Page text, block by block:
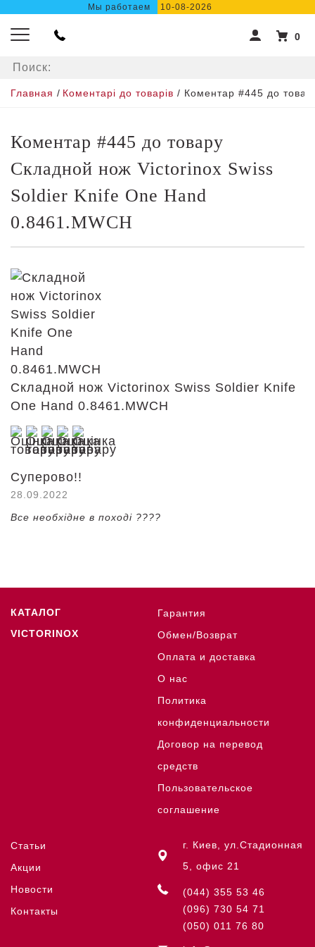
Мы работаем 10-08-2026
0
Главная / Коментарі до товарів / Коментар #445 до
Коментар #445 до товару
Складной нож Victorinox Swiss
Soldier Knife One Hand
0.8461.MWCH
Складной нож Victorinox Swiss Soldier Knife
One Hand 0.8461.MWCH
Суперово!!
28.09.2022
Все необхідне в поході ????
КАТАЛОГ
VICTORINOX
Гарантия
Обмен/Возврат
Оплата и доставка
О нас
Политика
конфиденциальности
Договор на перевод
средств
Пользовательское
соглашение
Статьи
Акции
Новости
Контакты
г. Киев, ул.Стадионная
5, офис 21
(044) 355 53 46
(096) 730 54 71
(050) 011 76 80